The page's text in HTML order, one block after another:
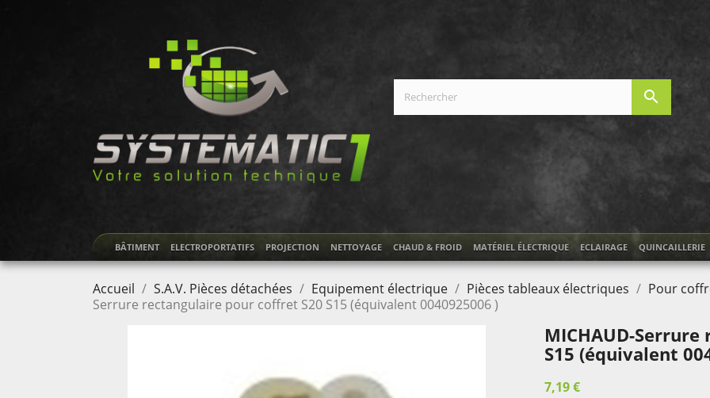
search
BÂTIMENT ELECTROPORTATIFS PROJECTION NETTOYAGE CHAUD & FROID MATÉRIEL ÉLECTRIQUE ECLAIRAGE QUINCAILLERIE
Accueil S.A.V. Pièces détachées Equipement électrique Pièces tableaux électriques Pour
Serrure rectangulaire pour coffret S20 S15 (équivalent 0040925006 )
MICHAUD-
S15 (équivalent
7,19 €